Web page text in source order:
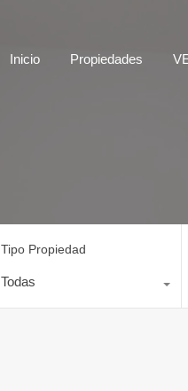
Inicio Propiedades
Tipo Propiedad
Todas